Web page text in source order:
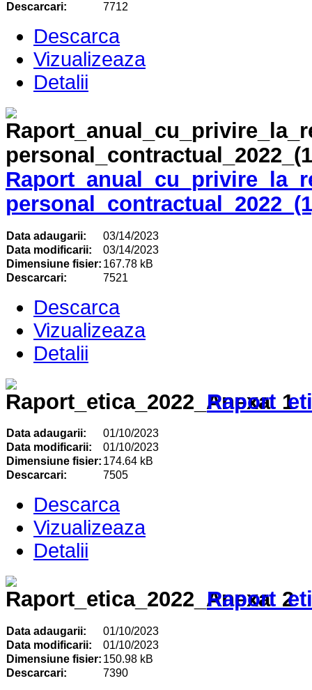
Descarcari:
7712
Descarca
Vizualizeaza
Detalii
Data adaugarii:
03/14/2023
Data modificarii:
03/14/2023
Dimensiune fisier: 167.78 kB
Descarcari:
7521
Descarca
Vizualizeaza
Detalii
Data adaugarii:
01/10/2023
Data modificarii:
01/10/2023
Dimensiune fisier: 174.64 kB
Descarcari:
7505
Descarca
Vizualizeaza
Detalii
Data adaugarii:
01/10/2023
Data modificarii:
01/10/2023
Dimensiune fisier: 150.98 kB
Descarcari:
7390